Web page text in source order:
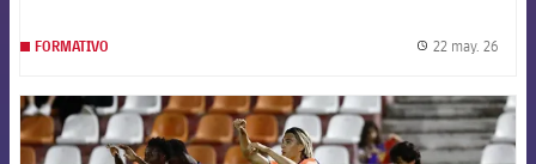
FORMATIVO 22 may. 26
FCB Barcelona badge